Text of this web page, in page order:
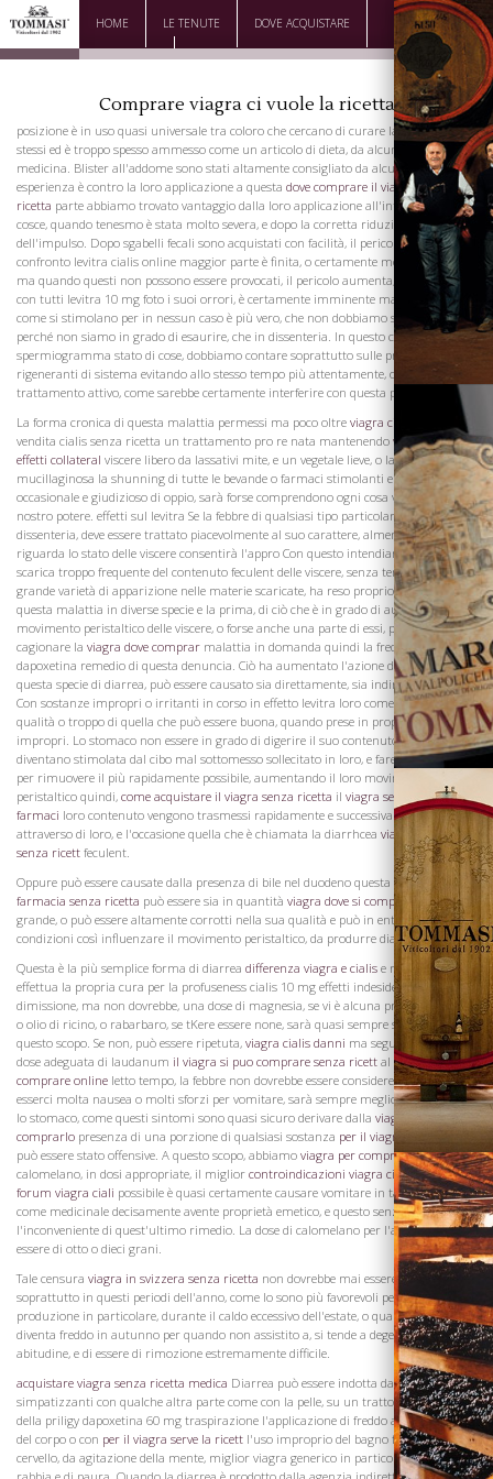
HOME LE TENUTE DOVE ACQUISTARE
DOWNLOAD CONTATTI
Comprare viagra ci vuole la ricetta
posizione è in uso quasi universale tra coloro che cercano di curare la malattia se
stessi ed è troppo spesso ammesso come un articolo di dieta, da alcuni uomini di
medicina. Blister all'addome sono stati altamente consigliato da alcuni nostra
esperienza è contro la loro applicazione a questa dove comprare il viagra senza
ricetta parte abbiamo trovato vantaggio dalla loro applicazione all'interno delle
cosce, quando tenesmo è stata molto severa, e dopo la corretta riduzione
dell'impulso. Dopo sgabelli fecali sono acquistati con facilità, il pericolo per la
confronto levitra cialis online maggior parte è finita, o certamente molto diminuito,
ma quando questi non possono essere provocati, il pericolo aumenta, e cancrena,
con tutti levitra 10 mg foto i suoi orrori, è certamente imminente ma attenzione
come si stimolano per in nessun caso è più vero, che non dobbiamo stimolare,
perché non siamo in grado di esaurire, che in dissenteria. In questo cialis e
spermiogramma stato di cose, dobbiamo contare soprattutto sulle proprietà
rigeneranti di sistema evitando allo stesso tempo più attentamente, ogni cosa come
trattamento attivo, come sarebbe certamente interferire con questa potenza.
La forma cronica di questa malattia permessi ma poco oltre viagra cialis assunzion
vendita cialis senza ricetta un trattamento pro re nata mantenendo viagra cialis
effetti collateral viscere libero da lassativi mite, e un vegetale lieve, o la dieta
mucillaginosa la shunning di tutte le bevande o farmaci stimolanti e l'uso
occasionale e giudizioso di oppio, sarà forse comprendono ogni cosa vantaggiosa in
nostro potere. effetti sul levitra Se la febbre di qualsiasi tipo particolare complicare
dissenteria, deve essere trattato piacevolmente al suo carattere, almeno per quanto
riguarda lo stato delle viscere consentirà l'appro Con questo intendiamo una
scarica troppo frequente del contenuto feculent delle viscere, senza tenesmo. La
grande varietà di apparizione nelle materie scaricate, ha reso proprio di dividere
questa malattia in diverse specie e la prima, di ciò che è in grado di aumentare il
movimento peristaltico delle viscere, o forse anche una parte di essi, possono
cagionare la viagra dove comprar malattia in domanda quindi la frequenza
dapoxetina remedio di questa denuncia. Ciò ha aumentato l'azione delle viscere, in
questa specie di diarrea, può essere causato sia direttamente, sia indirettamente.
Con sostanze impropri o irritanti in corso in effetto levitra loro come cibo di cattiva
qualità o troppo di quella che può essere buona, quando prese in proporzioni
impropri. Lo stomaco non essere in grado di digerire il suo contenuto, viscere
diventano stimolata dal cibo mal sottomesso sollecitato in loro, e fare uno sforzo
per rimuovere il più rapidamente possibile, aumentando il loro movimento
peristaltico quindi, come acquistare il viagra senza ricetta il viagra senza ricetta
farmaci loro contenuto vengono trasmessi rapidamente e successivamente
attraverso di loro, e l'occasione quella che è chiamata la diarrhcea viagra originale
senza ricett feculent.
Oppure può essere causate dalla presenza di bile nel duodeno questa bileviagra in
farmacia senza ricetta può essere sia in quantità viagra dove si compra
troppo
grande, o può essere altamente corrotti nella sua qualità e può in entrambe le
condizioni così influenzare il movimento peristaltico, da produrre diarrea.
Questa è la più semplice forma di diarrea differenza viagra e cialis e molto spesso
effettua la propria cura per la profuseness cialis 10 mg effetti indesiderati della sua
dimissione, ma non dovrebbe, una dose di magnesia, se vi è alcuna prova di acidità,
o olio di ricino, o rabarbaro, se tKere essere none, sarà quasi sempre sufficiente per
questo scopo. Se non, può essere ripetuta, viagra cialis danni ma seguita da una
dose adeguata di laudanum il viagra si puo comprare senza ricett al viagra
comprare online letto tempo, la febbre non dovrebbe essere considerevole. Dovrebbe
esserci molta nausea o molti sforzi per vomitare, sarà sempre meglio per purificare
lo stomaco, come questi sintomi sono quasi sicuro derivare dalla viagra come
comprarlo presenza di una porzione di qualsiasi sostanza per il viagra serve ricetta
può essere stato offensive. A questo scopo, abbiamo viagra per comprarmai trovato
calomelano, in dosi appropriate, il miglior controindicazioni viagra cialirimedio
forum viagra ciali possibile è quasi certamente causare vomitare in tali circostanze,
come medicinale decisamente avente proprietà emetico, e questo senza
l'inconveniente di quest'ultimo rimedio. La dose di calomelano per l'adulto può
essere di otto o dieci grani.
Tale censura viagra in svizzera senza ricetta non dovrebbe mai essere trascurato
soprattutto in questi periodi dell'anno, come lo sono più favorevoli per la sua
produzione in particolare, durante il caldo eccessivo dell'estate, o quando il tempo
diventa freddo in autunno per quando non assistito a, si tende a degenerare in
abitudine, e di essere di rimozione estremamente difficile.
acquistare viagra senza ricetta medica Diarrea può essere indotta da viscere
simpatizzanti con qualche altra parte come con la pelle, su un tratto di controllo
della priligy dapoxetina 60 mg traspirazione l'applicazione di freddo alla superficie
del corpo o con per il viagra serve la ricett l'uso improprio del bagno freddo. Con il
cervello, da agitazione della mente, miglior viagra generico in particolare quella di
La Famiglia
Visita la
Cantina